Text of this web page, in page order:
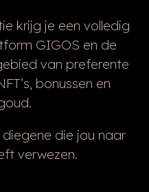
krijg je een volledig
GIGOS en de
van preferente
bonussen en
die jou naar
verwezen.